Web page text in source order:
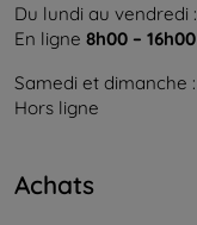
Du lundi au vendredi :
En ligne 8h00 – 16h00
Samedi et dimanche :
Hors ligne
Achats